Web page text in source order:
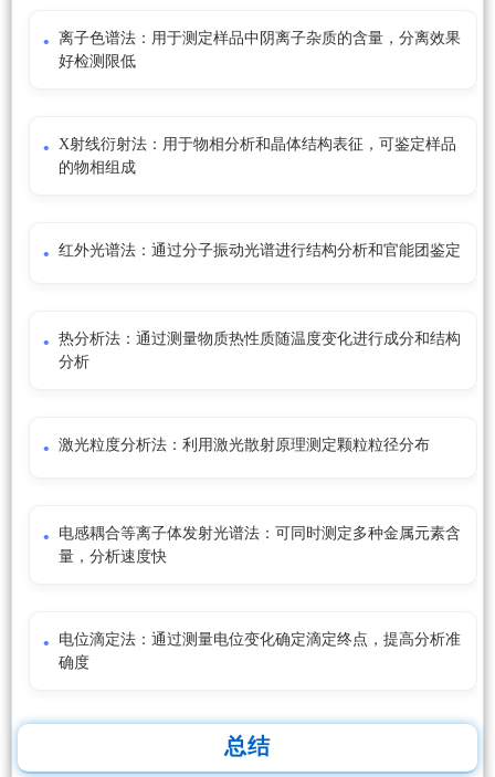
离子色谱法：用于测定样品中阴离子杂质的含量，分离效果
好检测限低
X射线衍射法：用于物相分析和晶体结构表征，可鉴定样品
的物相组成
红外光谱法：通过分子振动光谱进行结构分析和官能团鉴定
热分析法：通过测量物质热性质随温度变化进行成分和结构
分析
激光粒度分析法：利用激光散射原理测定颗粒粒径分布
电感耦合等离子体发射光谱法：可同时测定多种金属元素含
量，分析速度快
电位滴定法：通过测量电位变化确定滴定终点，提高分析准
确度
总结